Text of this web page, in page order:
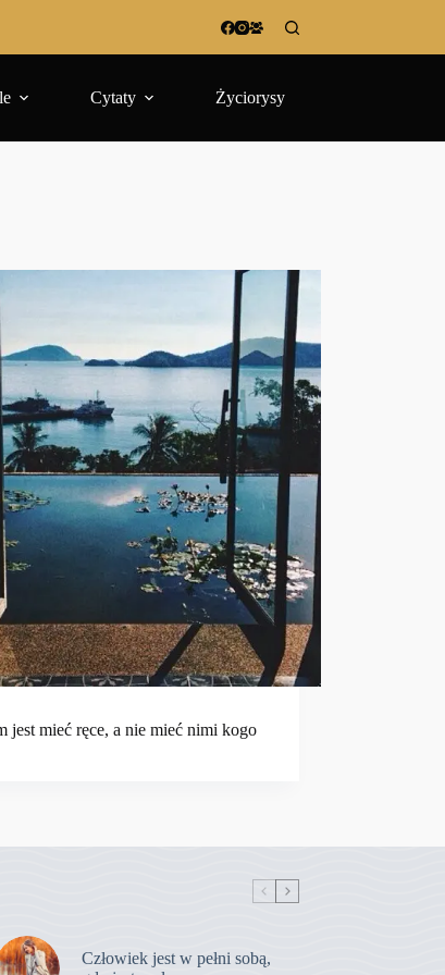
Cytaty Życiorysy
jest mieć ręce, a nie mieć nimi kogo
Człowiek jest w pełni sobą,